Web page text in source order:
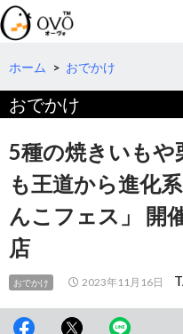
検
索
コ
テ
ツ
へ
移
動
ホーム > おでかけ
おでかけ
5種の焼きいもや
も王道から進化
んこフェス」 開
店
おでかけ 2023年11月16日